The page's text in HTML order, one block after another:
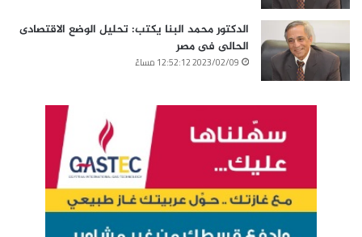
الدكتور محمد البنا يكتب: تحليل الوضع الاقتصادى
الحالى فى مصر
2023/02/09 12:52:12 مساءً